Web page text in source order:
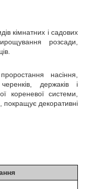
кімнатних і садових
розсади,
насіння,
держаків і
кореневої системи,
покращує декоративні